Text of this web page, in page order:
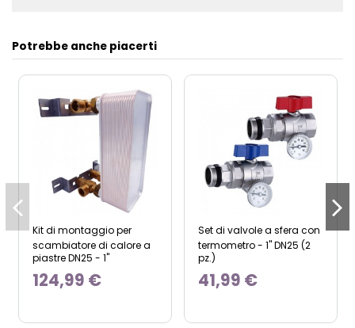
Potrebbe anche piacerti
Kit di montaggio per
scambiatore di calore a
piastre DN25 - 1"
124,99 €
Set di valvole a sfera con
termometro - 1" DN25 (2
pz.)
41,99 €